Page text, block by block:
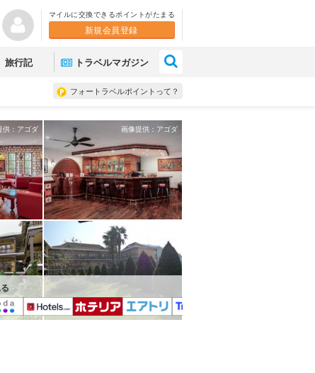
マイルに交換できるポイントがたまる
新規会員登録
旅行記 トラベルマガジン
フォートラベルポイントって？
供：アゴダ 画像提供：アゴダ